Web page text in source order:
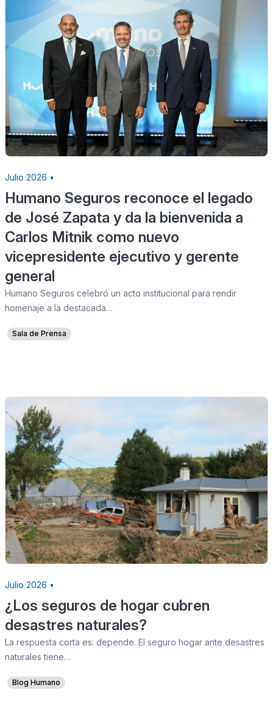
Julio 2026 •
Humano Seguros reconoce el legado
de José Zapata y da la bienvenida a
Carlos Mitnik como nuevo
vicepresidente ejecutivo y gerente
general
Humano Seguros celebró un acto institucional para rendir
homenaje a la destacada…
Sala de Prensa
Julio 2026 •
¿Los seguros de hogar cubren
desastres naturales?
La respuesta corta es: depende. El seguro hogar ante desastres
naturales tiene…
Blog Humano